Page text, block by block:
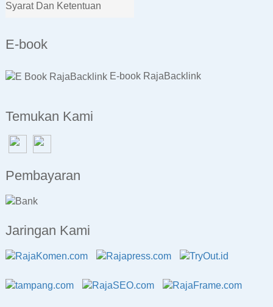
Syarat Dan Ketentuan
E-book
E-book RajaBacklink
Temukan Kami
Pembayaran
Jaringan Kami